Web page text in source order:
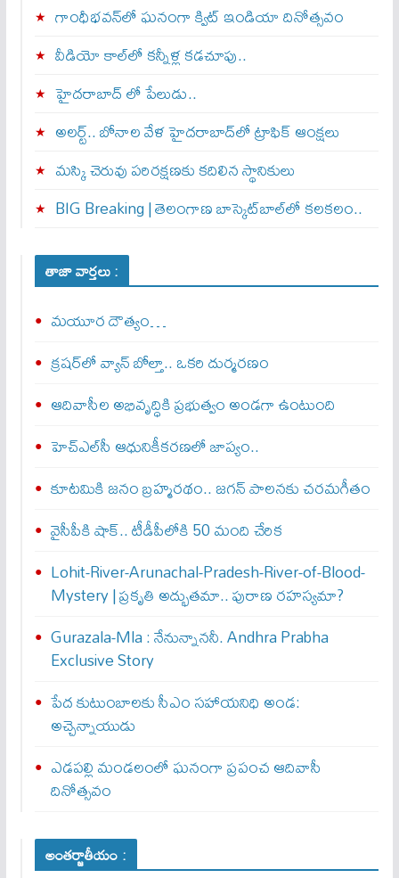
గాంధీభవన్‌లో ఘనంగా క్విట్‌ ఇండియా దినోత్సవం
వీడియో కాల్‌లో కన్నీళ్ల కడచూపు..
హైదరాబాద్ లో పేలుడు..
అలర్ట్‌.. బోనాల వేళ హైదరాబాద్‌లో ట్రాఫిక్‌ ఆంక్షలు
మస్కి చెరువు పరిరక్షణకు కదిలిన స్థానికులు
BIG Breaking | తెలంగాణ బాస్కెట్‌బాల్‌లో కలకలం..
తాజా వార్తలు :
మయూర దౌత్యం…
క్రషర్‌లో వ్యాన్ బోల్తా.. ఒకరి దుర్మరణం
ఆదివాసీల అభివృద్ధికి ప్రభుత్వం అండగా ఉంటుంది
హెచ్‌ఎల్‌సీ ఆధునికీకరణలో జాప్యం..
కూటమికి జనం బ్రహ్మరథం.. జగన్‌ పాలనకు చరమగీతం
వైసీపీకి షాక్‌.. టీడీపీలోకి 50 మంది చేరిక
Lohit-River-Arunachal-Pradesh-River-of-Blood-
Mystery | ప్రకృతి అద్భుతమా.. పురాణ రహస్యమా?
Gurazala-Mla : నేనున్నాన‌నీ. Andhra Prabha
Exclusive Story
పేద కుటుంబాలకు సీఎం సహాయనిధి అండ:
అచ్చెన్నాయుడు
ఎడపల్లి మండలంలో ఘనంగా ప్రపంచ ఆదివాసీ
దినోత్సవం
అంతర్జాతీయం :